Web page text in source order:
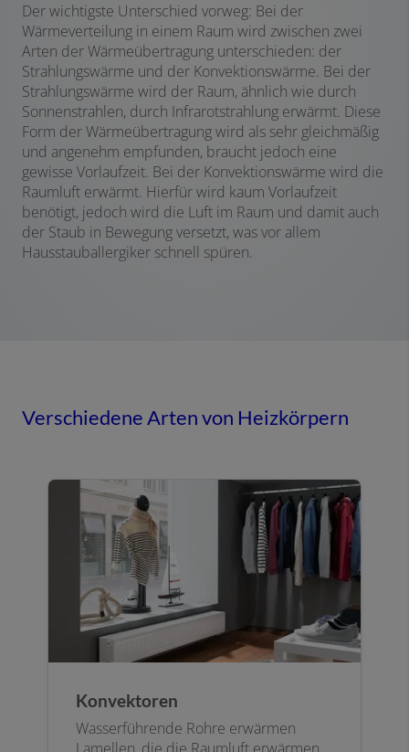
Der wichtigste Unterschied vorweg: Bei der
Wärmeverteilung in einem Raum wird zwischen zwei
Arten der Wärmeübertragung unterschieden: der
Strahlungswärme und der Konvektionswärme. Bei der
Strahlungswärme wird der Raum, ähnlich wie durch
Sonnenstrahlen, durch Infrarotstrahlung erwärmt. Diese
Form der Wärmeübertragung wird als sehr gleichmäßig
und angenehm empfunden, braucht jedoch eine
gewisse Vorlaufzeit. Bei der Konvektionswärme wird die
Raumluft erwärmt. Hierfür wird kaum Vorlaufzeit
benötigt, jedoch wird die Luft im Raum und damit auch
der Staub in Bewegung versetzt, was vor allem
Hausstauballergiker schnell spüren.
Verschiedene Arten von Heizkörpern
Konvektoren
Wasserführende Rohre erwärmen